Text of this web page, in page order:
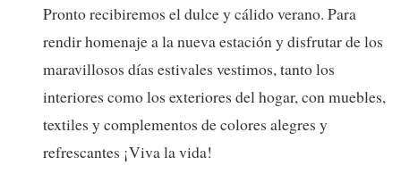
Pronto recibiremos el dulce y cálido verano. Para
rendir homenaje a la nueva estación y disfrutar de los
maravillosos días estivales vestimos, tanto los
interiores como los exteriores del hogar, con muebles,
textiles y complementos de colores alegres y
refrescantes ¡Viva la vida!